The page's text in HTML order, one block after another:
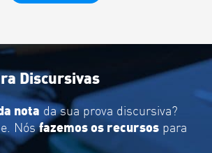
Discursivas
nota da sua prova discursiva?
Nósfazemos os recursos para